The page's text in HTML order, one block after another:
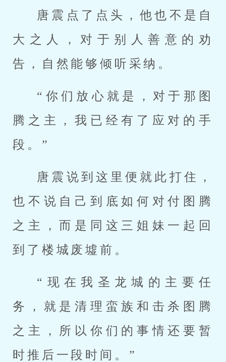
唐震点了点头，他也不是自
大之人，对于别人善意的劝
告，自然能够倾听采纳。
“你们放心就是，对于那图
腾之主，我已经有了应对的手
段。”
唐震说到这里便就此打住，
也不说自己到底如何对付图腾
之主，而是同这三姐妹一起回
到了楼城废墟前。
“现在我圣龙城的主要任
务，就是清理蛮族和击杀图腾
之主，所以你们的事情还要暂
时推后一段时间。”